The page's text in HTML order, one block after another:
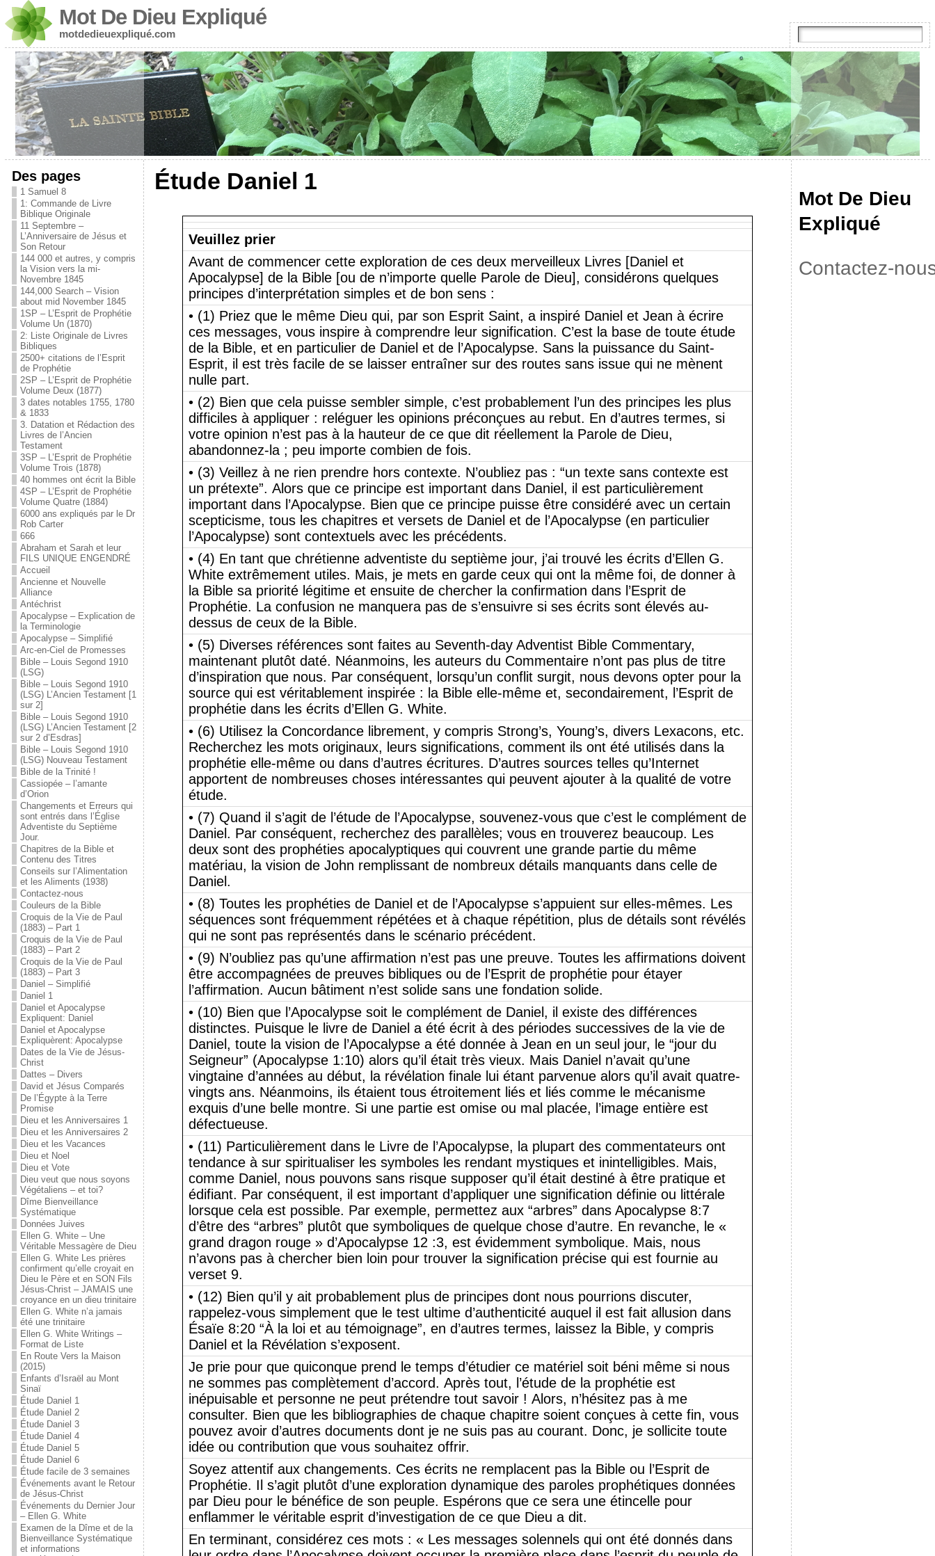
Mot De Dieu Expliqué
motdedieuexpliqué.com
Des pages
1 Samuel 8
1: Commande de Livre
Biblique Originale
11 Septembre –
L’Anniversaire de Jésus et
Son Retour
144 000 et autres, y compris
la Vision vers la mi-
Novembre 1845
144,000 Search – Vision
about mid November 1845
1SP – L’Esprit de Prophétie
Volume Un (1870)
2: Liste Originale de Livres
Bibliques
2500+ citations de l’Esprit
de Prophétie
2SP – L’Esprit de Prophétie
Volume Deux (1877)
3 dates notables 1755, 1780
& 1833
3. Datation et Rédaction des
Livres de l’Ancien
Testament
3SP – L’Esprit de Prophétie
Volume Trois (1878)
40 hommes ont écrit la Bible
4SP – L’Esprit de Prophétie
Volume Quatre (1884)
6000 ans expliqués par le Dr
Rob Carter
666
Abraham et Sarah et leur
FILS UNIQUE ENGENDRÉ
Accueil
Ancienne et Nouvelle
Alliance
Antéchrist
Apocalypse – Explication de
la Terminologie
Apocalypse – Simplifié
Arc-en-Ciel de Promesses
Bible – Louis Segond 1910
(LSG)
Bible – Louis Segond 1910
(LSG) L’Ancien Testament [1
sur 2]
Bible – Louis Segond 1910
(LSG) L’Ancien Testament [2
sur 2 d’Esdras]
Bible – Louis Segond 1910
(LSG) Nouveau Testament
Bible de la Trinité !
Cassiopée – l’amante
d’Orion
Changements et Erreurs qui
sont entrés dans l’Église
Adventiste du Septième
Jour.
Chapitres de la Bible et
Contenu des Titres
Conseils sur l’Alimentation
et les Aliments (1938)
Contactez-nous
Couleurs de la Bible
Croquis de la Vie de Paul
(1883) – Part 1
Croquis de la Vie de Paul
(1883) – Part 2
Croquis de la Vie de Paul
(1883) – Part 3
Daniel – Simplifié
Daniel 1
Daniel et Apocalypse
Expliquent: Daniel
Daniel et Apocalypse
Expliquèrent: Apocalypse
Dates de la Vie de Jésus-
Christ
Dattes – Divers
David et Jésus Comparés
De l’Égypte à la Terre
Promise
Dieu et les Anniversaires 1
Dieu et les Anniversaires 2
Dieu et les Vacances
Dieu et Noel
Dieu et Vote
Dieu veut que nous soyons
Végétaliens – et toi?
Dîme Bienveillance
Systématique
Données Juives
Ellen G. White – Une
Véritable Messagère de Dieu
Ellen G. White Les prières
confirment qu’elle croyait en
Dieu le Père et en SON Fils
Jésus-Christ – JAMAIS une
croyance en un dieu trinitaire
Ellen G. White n’a jamais
été une trinitaire
Ellen G. White Writings –
Format de Liste
En Route Vers la Maison
(2015)
Enfants d’Israël au Mont
Sinaï
Étude Daniel 1
Étude Daniel 2
Étude Daniel 3
Étude Daniel 4
Étude Daniel 5
Étude Daniel 6
Étude facile de 3 semaines
Événements avant le Retour
de Jésus-Christ
Événements du Dernier Jour
– Ellen G. White
Examen de la Dîme et de la
Bienveillance Systématique
et informations
Étude Daniel 1
Veuillez prier
Avant de commencer cette exploration de ces deux merveilleux Livres [Daniel et
Apocalypse] de la Bible [ou de n’importe quelle Parole de Dieu], considérons quelques
principes d’interprétation simples et de bon sens :
• (1) Priez que le même Dieu qui, par son Esprit Saint, a inspiré Daniel et Jean à écrire
ces messages, vous inspire à comprendre leur signification. C’est la base de toute étude
de la Bible, et en particulier de Daniel et de l’Apocalypse. Sans la puissance du Saint-
Esprit, il est très facile de se laisser entraîner sur des routes sans issue qui ne mènent
nulle part.
• (2) Bien que cela puisse sembler simple, c’est probablement l’un des principes les plus
difficiles à appliquer : reléguer les opinions préconçues au rebut. En d’autres termes, si
votre opinion n’est pas à la hauteur de ce que dit réellement la Parole de Dieu,
abandonnez-la ; peu importe combien de fois.
• (3) Veillez à ne rien prendre hors contexte. N’oubliez pas : “un texte sans contexte est
un prétexte”. Alors que ce principe est important dans Daniel, il est particulièrement
important dans l’Apocalypse. Bien que ce principe puisse être considéré avec un certain
scepticisme, tous les chapitres et versets de Daniel et de l’Apocalypse (en particulier
l’Apocalypse) sont contextuels avec les précédents.
• (4) En tant que chrétienne adventiste du septième jour, j’ai trouvé les écrits d’Ellen G.
White extrêmement utiles. Mais, je mets en garde ceux qui ont la même foi, de donner à
la Bible sa priorité légitime et ensuite de chercher la confirmation dans l’Esprit de
Prophétie. La confusion ne manquera pas de s’ensuivre si ses écrits sont élevés au-
dessus de ceux de la Bible.
• (5) Diverses références sont faites au Seventh-day Adventist Bible Commentary,
maintenant plutôt daté. Néanmoins, les auteurs du Commentaire n’ont pas plus de titre
d’inspiration que nous. Par conséquent, lorsqu’un conflit surgit, nous devons opter pour la
source qui est véritablement inspirée : la Bible elle-même et, secondairement, l’Esprit de
prophétie dans les écrits d’Ellen G. White.
• (6) Utilisez la Concordance librement, y compris Strong’s, Young’s, divers Lexacons, etc.
Recherchez les mots originaux, leurs significations, comment ils ont été utilisés dans la
prophétie elle-même ou dans d’autres écritures. D’autres sources telles qu’Internet
apportent de nombreuses choses intéressantes qui peuvent ajouter à la qualité de votre
étude.
• (7) Quand il s’agit de l’étude de l’Apocalypse, souvenez-vous que c’est le complément de
Daniel. Par conséquent, recherchez des parallèles; vous en trouverez beaucoup. Les
deux sont des prophéties apocalyptiques qui couvrent une grande partie du même
matériau, la vision de John remplissant de nombreux détails manquants dans celle de
Daniel.
• (8) Toutes les prophéties de Daniel et de l’Apocalypse s’appuient sur elles-mêmes. Les
séquences sont fréquemment répétées et à chaque répétition, plus de détails sont révélés
qui ne sont pas représentés dans le scénario précédent.
• (9) N’oubliez pas qu’une affirmation n’est pas une preuve. Toutes les affirmations doivent
être accompagnées de preuves bibliques ou de l’Esprit de prophétie pour étayer
l’affirmation. Aucun bâtiment n’est solide sans une fondation solide.
• (10) Bien que l’Apocalypse soit le complément de Daniel, il existe des différences
distinctes. Puisque le livre de Daniel a été écrit à des périodes successives de la vie de
Daniel, toute la vision de l’Apocalypse a été donnée à Jean en un seul jour, le “jour du
Seigneur” (Apocalypse 1:10) alors qu’il était très vieux. Mais Daniel n’avait qu’une
vingtaine d’années au début, la révélation finale lui étant parvenue alors qu’il avait quatre-
vingts ans. Néanmoins, ils étaient tous étroitement liés et liés comme le mécanisme
exquis d’une belle montre. Si une partie est omise ou mal placée, l’image entière est
défectueuse.
• (11) Particulièrement dans le Livre de l’Apocalypse, la plupart des commentateurs ont
tendance à sur spiritualiser les symboles les rendant mystiques et inintelligibles. Mais,
comme Daniel, nous pouvons sans risque supposer qu’il était destiné à être pratique et
édifiant. Par conséquent, il est important d’appliquer une signification définie ou littérale
lorsque cela est possible. Par exemple, permettez aux “arbres” dans Apocalypse 8:7
d’être des “arbres” plutôt que symboliques de quelque chose d’autre. En revanche, le «
grand dragon rouge » d’Apocalypse 12 :3, est évidemment symbolique. Mais, nous
n’avons pas à chercher bien loin pour trouver la signification précise qui est fournie au
verset 9.
• (12) Bien qu’il y ait probablement plus de principes dont nous pourrions discuter,
rappelez-vous simplement que le test ultime d’authenticité auquel il est fait allusion dans
Ésaïe 8:20 “À la loi et au témoignage”, en d’autres termes, laissez la Bible, y compris
Daniel et la Révélation s’exposent.
Je prie pour que quiconque prend le temps d’étudier ce matériel soit béni même si nous
ne sommes pas complètement d’accord. Après tout, l’étude de la prophétie est
inépuisable et personne ne peut prétendre tout savoir ! Alors, n’hésitez pas à me
consulter. Bien que les bibliographies de chaque chapitre soient conçues à cette fin, vous
pouvez avoir d’autres documents dont je ne suis pas au courant. Donc, je sollicite toute
idée ou contribution que vous souhaitez offrir.
Soyez attentif aux changements. Ces écrits ne remplacent pas la Bible ou l’Esprit de
Prophétie. Il s’agit plutôt d’une exploration dynamique des paroles prophétiques données
par Dieu pour le bénéfice de son peuple. Espérons que ce sera une étincelle pour
enflammer le véritable esprit d’investigation de ce que Dieu a dit.
En terminant, considérez ces mots : « Les messages solennels qui ont été donnés dans
Mot De Dieu
Expliqué
Contactez-